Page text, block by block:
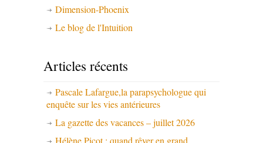
Dimension-Phoenix
Le blog de l'Intuition
Articles récents
Pascale Lafargue,la parapsychologue qui
enquête sur les vies antérieures
La gazette des vacances – juillet 2026
Hélène Picot : quand rêver en grand